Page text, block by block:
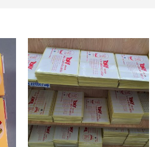
phẩm
này
có
nhiều
biến
thể.
Các